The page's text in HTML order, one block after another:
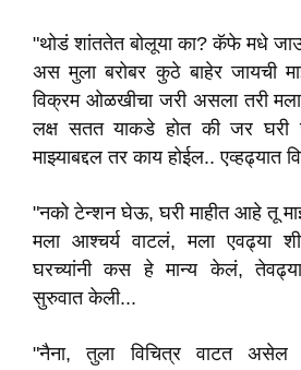
"थोडं शांततेत बोलूया का? कॅफे मधे
अस मुला बरोबर कुठे बाहेर जायची
विक्रम ओळखीचा जरी असला तरी मला
लक्ष सतत याकडे होत की जर घरी
माझ्याबद्दल तर काय होईल.. एव्हढ्यात
"नको टेन्शन घेऊ, घरी माहीत आहे तू
मला आश्चर्य वाटलं, मला एवढ्या
घरच्यांनी कस हे मान्य केलं,
सुरुवात केली...
"नैना, तुला विचित्र वाटत